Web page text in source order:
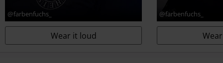
@farbenfuchs_
Wear it loud
@farbenfuchs_